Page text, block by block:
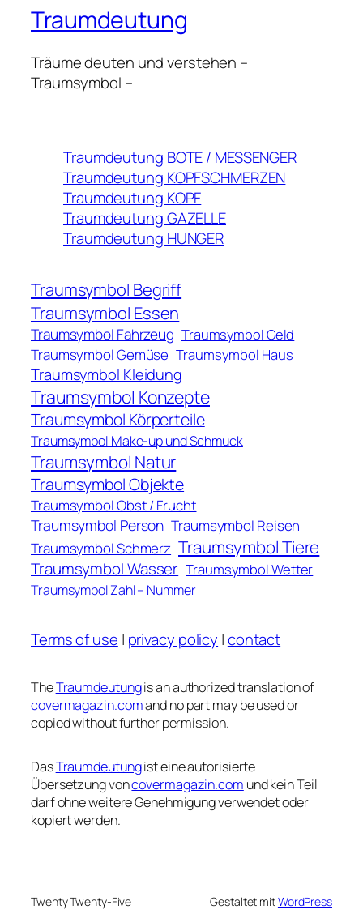
Traumdeutung
Träume deuten und verstehen –
Traumsymbol –
Traumdeutung BOTE / MESSENGER
Traumdeutung KOPFSCHMERZEN
Traumdeutung KOPF
Traumdeutung GAZELLE
Traumdeutung HUNGER
Traumsymbol Begriff
Traumsymbol Essen
Traumsymbol Fahrzeug Traumsymbol Geld
Traumsymbol Gemüse Traumsymbol Haus
Traumsymbol Kleidung
Traumsymbol Konzepte
Traumsymbol Körperteile
Traumsymbol Make-up und Schmuck
Traumsymbol Natur
Traumsymbol Objekte
Traumsymbol Obst / Frucht
Traumsymbol Person Traumsymbol Reisen
Traumsymbol Schmerz Traumsymbol Tiere
Traumsymbol Wasser Traumsymbol Wetter
Traumsymbol Zahl – Nummer
Terms of use | privacy policy |contact
TheTraumdeutungis an authorized translation of
covermagazin.comand no part may be used or
copied without further permission.
DasTraumdeutungist eine autorisierte
Übersetzung voncovermagazin.com und kein Teil
darf ohne weitere Genehmigung verwendet oder
kopiert werden.
Twenty Twenty-Five Gestaltet mitWordPress